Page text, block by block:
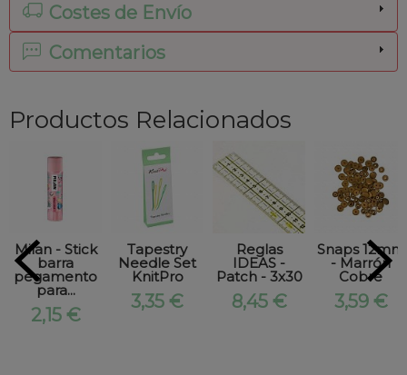
Costes de Envío
Comentarios
Productos Relacionados
Milan - Stick
barra
pegamento
para...
2,15 €
Tapestry
Needle Set
KnitPro
3,35 €
Reglas
IDEAS -
Patch - 3x30
8,45 €
Snaps 12mm
- Marrón
Cobre
3,59 €